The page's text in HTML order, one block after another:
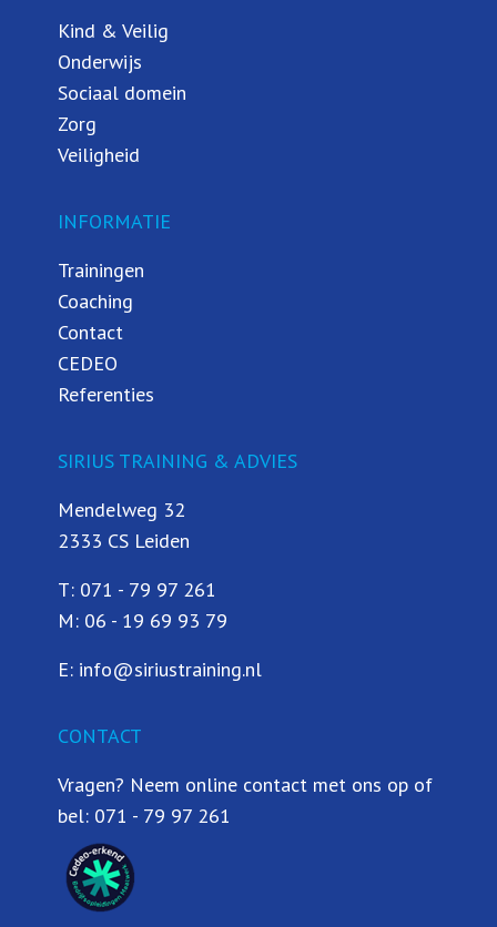
Kind & Veilig
Onderwijs
Sociaal domein
Zorg
Veiligheid
INFORMATIE
Trainingen
Coaching
Contact
CEDEO
Referenties
SIRIUS TRAINING & ADVIES
Mendelweg 32
2333 CS Leiden
T: 071 - 79 97 261
M: 06 - 19 69 93 79
E: info@siriustraining.nl
CONTACT
Vragen? Neem online contact met ons op of
bel: 071 - 79 97 261